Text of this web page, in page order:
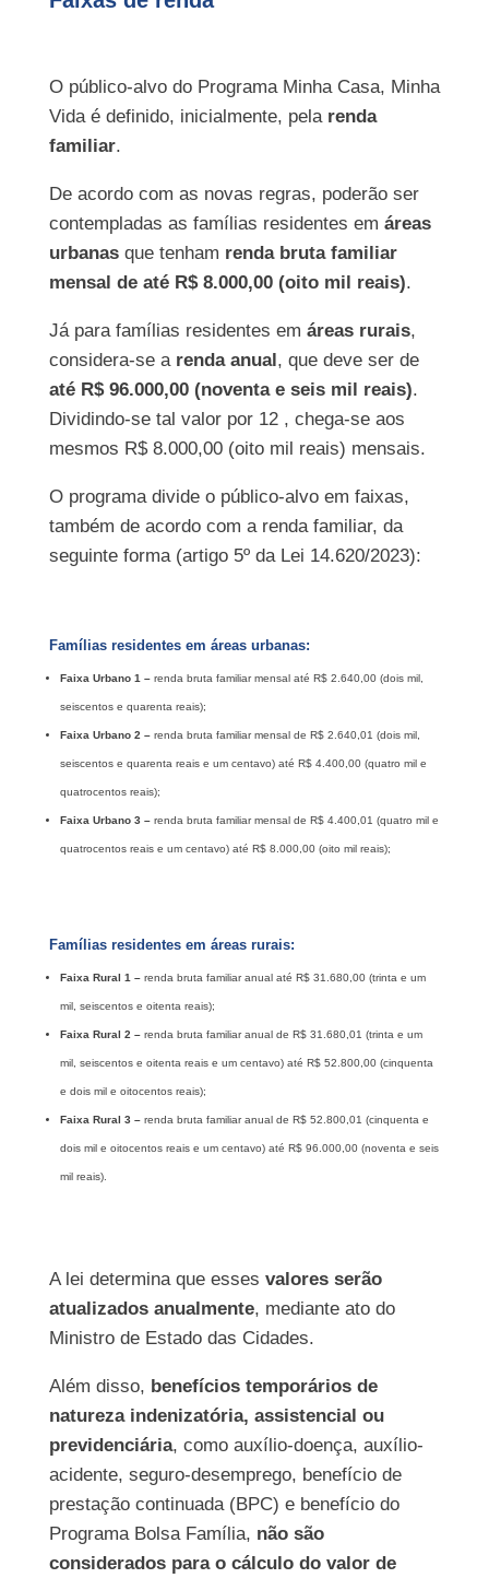
O público-alvo do Programa Minha Casa, Minha
Vida é definido, inicialmente, pela renda
familiar.
De acordo com as novas regras, poderão ser
contempladas as famílias residentes em áreas
urbanasque tenham renda bruta familiar
mensal de até R$ 8.000,00 (oito mil reais).
Já para famílias residentes em áreas rurais,
considera-se a renda anual, que deve ser de
até R$ 96.000,00 (noventa e seis mil reais).
Dividindo-se tal valor por 12 , chega-se aos
mesmos R$ 8.000,00 (oito mil reais) mensais.
O programa divide o público-alvo em faixas,
também de acordo com a renda familiar, da
seguinte forma (artigo 5º da Lei 14.620/2023):
Famílias residentes em áreas urbanas:
Faixa Urbano 1 –renda bruta familiar mensal até R$ 2.640,00 (dois mil,
seiscentos e quarenta reais);
Faixa Urbano 2 –renda bruta familiar mensal de R$ 2.640,01 (dois mil,
seiscentos e quarenta reais e um centavo) até R$ 4.400,00 (quatro mil e
quatrocentos reais);
Faixa Urbano 3 –renda bruta familiar mensal de R$ 4.400,01 (quatro mil e
quatrocentos reais e um centavo) até R$ 8.000,00 (oito mil reais);
Famílias residentes em áreas rurais:
Faixa Rural 1 –renda bruta familiar anual até R$ 31.680,00 (trinta e um
mil, seiscentos e oitenta reais);
Faixa Rural 2 –renda bruta familiar anual de R$ 31.680,01 (trinta e um
mil, seiscentos e oitenta reais e um centavo) até R$ 52.800,00 (cinquenta
e dois mil e oitocentos reais);
Faixa Rural 3 –renda bruta familiar anual de R$ 52.800,01 (cinquenta e
dois mil e oitocentos reais e um centavo) até R$ 96.000,00 (noventa e seis
mil reais).
A lei determina que esses valores serão
atualizados anualmente, mediante ato do
Ministro de Estado das Cidades.
Além disso, benefícios temporários de
natureza indenizatória, assistencial ou
previdenciária, como auxílio-doença, auxílio-
acidente, seguro-desemprego, benefício de
prestação continuada (BPC) e benefício do
Programa Bolsa Família, não são
considerados para o cálculo do valor de